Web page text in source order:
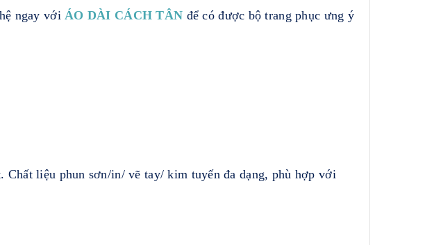
ngay với ÁO DÀI CÁCH TÂN để có được bộ trang phục ưng ý
Chất liệu phun sơn/in/ vẽ tay/ kim tuyến đa dạng, phù hợp với